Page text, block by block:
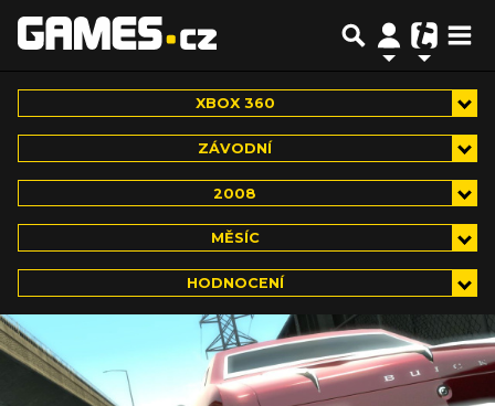
XBOX 360
ZÁVODNÍ
2008
MĚSÍC
HODNOCENÍ